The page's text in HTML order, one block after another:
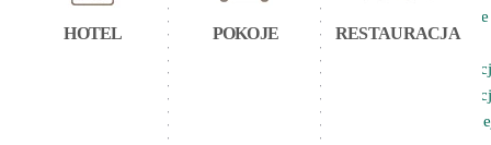
imprezy
Przejdź do
HOTEL POKOJE RESTAURACJA